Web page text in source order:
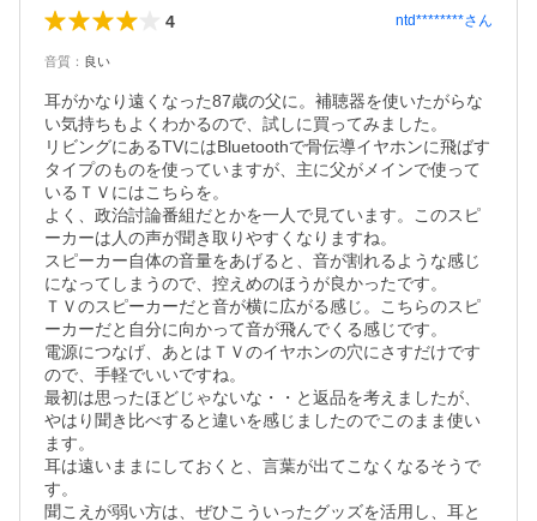
4 ntd********さん
音質 ： 良い
耳がかなり遠くなった87歳の父に。補聴器を使いたがらな
い気持ちもよくわかるので、試しに買ってみました。
リビングにあるTVにはBluetoothで骨伝導イヤホンに飛ばす
タイプのものを使っていますが、主に父がメインで使って
いるＴＶにはこちらを。
よく、政治討論番組だとかを一人で見ています。このスピ
ーカーは人の声が聞き取りやすくなりますね。
スピーカー自体の音量をあげると、音が割れるような感じ
になってしまうので、控えめのほうが良かったです。
ＴＶのスピーカーだと音が横に広がる感じ。こちらのスピ
ーカーだと自分に向かって音が飛んでくる感じです。
電源につなげ、あとはＴＶのイヤホンの穴にさすだけです
ので、手軽でいいですね。
最初は思ったほどじゃないな・・と返品を考えましたが、
やはり聞き比べすると違いを感じましたのでこのまま使い
ます。
耳は遠いままにしておくと、言葉が出てこなくなるそうで
す。
聞こえが弱い方は、ぜひこういったグッズを活用し、耳と